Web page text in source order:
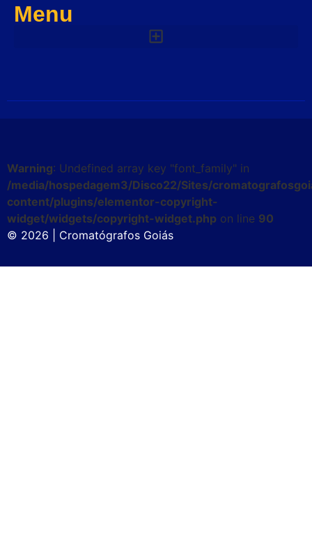
Menu
Warning: Undefined array key "font_family" in
/media/hospedagem3/Disco22/Sites/
content/plugins/elementor-copyright-
widget/widgets/copyright-widget.php on line 90
© 2026 | Cromatógrafos Goiás